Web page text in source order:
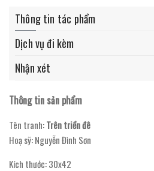
Thông tin tác phẩm
Dịch vụ đi kèm
Nhận xét
Thông tin sản phẩm
Tên tranh:Trên triền đê
Hoạ sỹ: Nguyễn Đình Sơn
Kích thước: 30x42